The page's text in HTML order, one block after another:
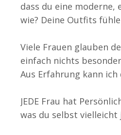
dass du eine
wie? Deine Outfits
Viele Frauen glauben
einfach nichts
Aus Erfahrung kann
JEDE Frau hat
was du selbst